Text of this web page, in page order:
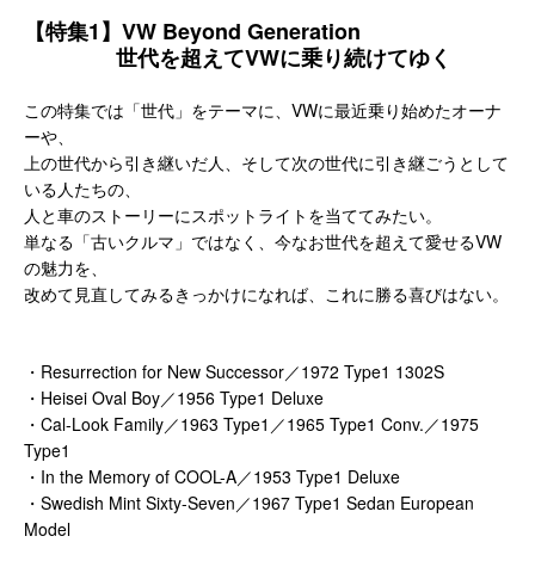
【特集1】VW Beyond Generation
世代を超えてVWに乗り続けてゆく
この特集では「世代」をテーマに、VWに最近乗り始めたオーナ
ーや、
上の世代から引き継いだ人、そして次の世代に引き継ごうとして
いる人たちの、
人と車のストーリーにスポットライトを当ててみたい。
単なる「古いクルマ」ではなく、今なお世代を超えて愛せるVW
の魅力を、
改めて見直してみるきっかけになれば、これに勝る喜びはない。
・Resurrection for New Successor／1972 Type1 1302S
・Heisei Oval Boy／1956 Type1 Deluxe
・Cal-Look Family／1963 Type1／1965 Type1 Conv.／1975
Type1
・In the Memory of COOL-A／1953 Type1 Deluxe
・Swedish Mint Sixty-Seven／1967 Type1 Sedan European
Model